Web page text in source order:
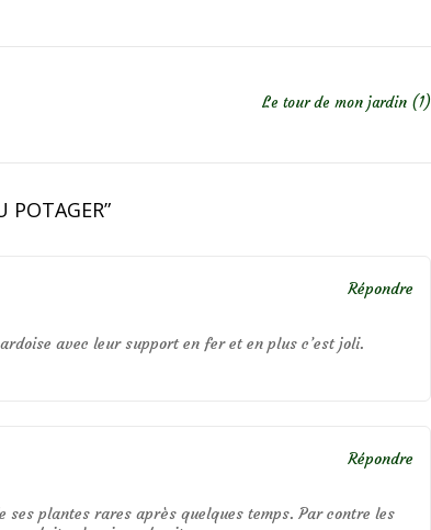
Le tour de mon jardin (1)
POTAGER”
avec leur support en fer et en plus c’est joli.
Répondre
ses plantes rares après quelques temps. Par contre les
Répondre